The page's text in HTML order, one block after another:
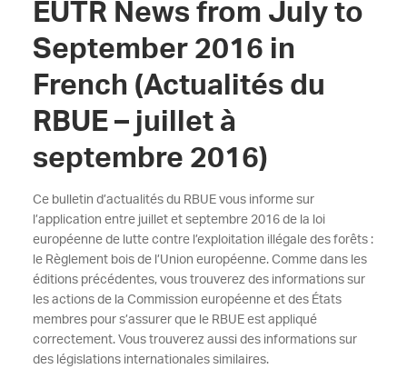
EUTR News from July to
September 2016 in
French (Actualités du
RBUE – juillet à
septembre 2016)
Ce bulletin d’actualités du RBUE vous informe sur
l’application entre juillet et septembre 2016 de la loi
européenne de lutte contre l’exploitation illégale des forêts :
le Règlement bois de l’Union européenne. Comme dans les
éditions précédentes, vous trouverez des informations sur
les actions de la Commission européenne et des États
membres pour s’assurer que le RBUE est appliqué
correctement. Vous trouverez aussi des informations sur
des législations internationales similaires.